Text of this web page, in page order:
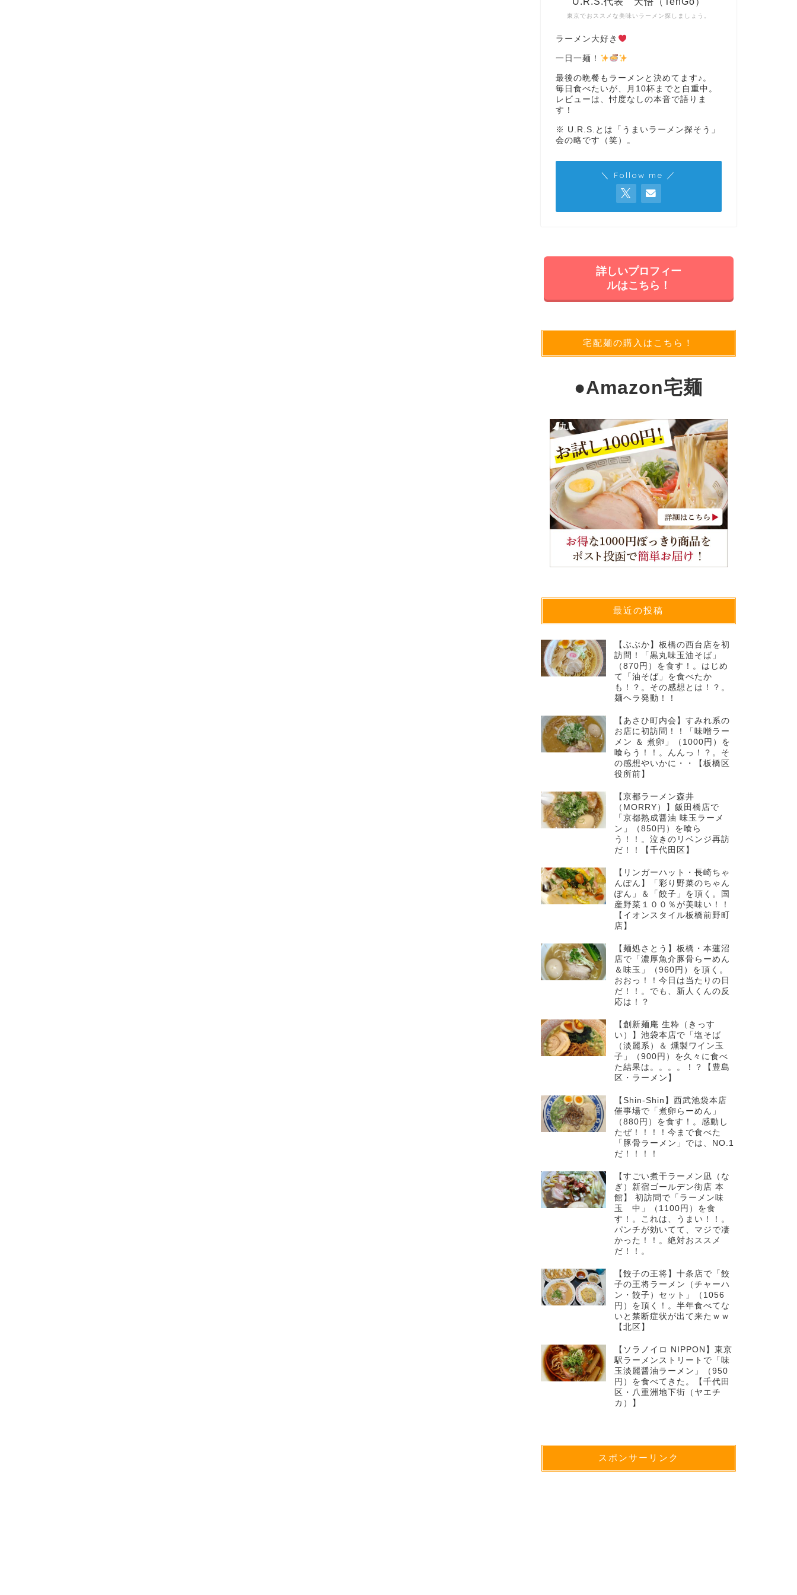
東京でおススメな美味いラーメン探しましょう。
ラーメン大好き
一日一麺！
最後の晩餐もラーメンと決めてます♪。
毎日食べたいが、月10杯までと自重中。
レビューは、忖度なしの本音で語りま
す！
※ U.R.S.とは「うまいラーメン探そう」
会の略です（笑）。
＼ Follow me ／
詳しいプロフィー
ルはこちら！
宅配麺の購入はこちら！
●Amazon宅麺
最近の投稿
【ぶぶか】板橋の西台店を初
訪問！「黒丸味玉油そば」
（870円）を食す！。はじめ
て「油そば」を食べたか
も！？。その感想とは！？。
麺ヘラ発動！！
【あさひ町内会】すみれ系の
お店に初訪問！！「味噌ラー
メン ＆ 煮卵」（1000円）を
喰らう！！。んんっ！？。そ
の感想やいかに・・【板橋区
役所前】
【京都ラーメン森井
（MORRY）】飯田橋店で
「京都熟成醤油 味玉ラーメ
ン」（850円）を喰ら
う！！。泣きのリベンジ再訪
だ！！【千代田区】
【リンガーハット・長崎ちゃ
んぽん】「彩り野菜のちゃん
ぽん」＆「餃子」を頂く。国
産野菜１００％が美味い！！
【イオンスタイル板橋前野町
店】
【麺処さとう】板橋・本蓮沼
店で「濃厚魚介豚骨らーめん
＆味玉」（960円）を頂く。
おおっ！！今日は当たりの日
だ！！。でも、新人くんの反
応は！？
【創新麺庵 生粋（きっす
い）】池袋本店で「塩そば
（淡麗系）＆ 燻製ワイン玉
子」（900円）を久々に食べ
た結果は。。。。！？【豊島
区・ラーメン】
【Shin-Shin】西武池袋本店
催事場で「煮卵らーめん」
（880円）を食す！。感動し
たぜ！！！！今まで食べた
「豚骨ラーメン」では、NO.1
だ！！！！
【すごい煮干ラーメン凪（な
ぎ）新宿ゴールデン街店 本
館】 初訪問で「ラーメン味
玉 中」（1100円）を食
す！。これは、うまい！！。
パンチが効いてて、マジで凄
かった！！。絶対おススメ
だ！！。
【餃子の王将】十条店で「餃
子の王将ラーメン（チャーハ
ン・餃子）セット」（1056
円）を頂く！。半年食べてな
いと禁断症状が出て来たｗｗ
【北区】
【ソラノイロ NIPPON】東京
駅ラーメンストリートで「味
玉淡麗醤油ラーメン」（950
円）を食べてきた。【千代田
区・八重洲地下街（ヤエチ
カ）】
スポンサーリンク